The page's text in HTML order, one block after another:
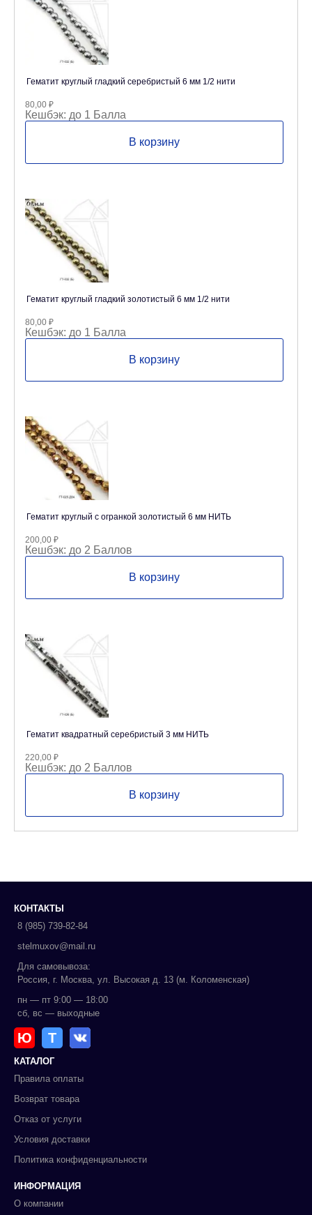
Гематит круглый гладкий серебристый 6 мм 1/2 нити
80,00 ₽
Кешбэк: до 1 Балла
В корзину
Гематит круглый гладкий золотистый 6 мм 1/2 нити
80,00 ₽
Кешбэк: до 1 Балла
В корзину
Гематит круглый с огранкой золотистый 6 мм НИТЬ
200,00 ₽
Кешбэк: до 2 Баллов
В корзину
Гематит квадратный серебристый 3 мм НИТЬ
220,00 ₽
Кешбэк: до 2 Баллов
В корзину
КОНТАКТЫ
8 (985) 739-82-84
stelmuxov@mail.ru
Для самовывоза:
Россия, г. Москва, ул. Высокая д. 13 (м. Коломенская)
пн — пт 9:00 — 18:00
сб, вс — выходные
Ю Т
КАТАЛОГ
Правила оплаты
Возврат товара
Отказ от услуги
Условия доставки
Политика конфиденциальности
ИНФОРМАЦИЯ
О компании